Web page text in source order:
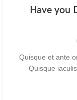
Have you
Quisque et ante
Quisque